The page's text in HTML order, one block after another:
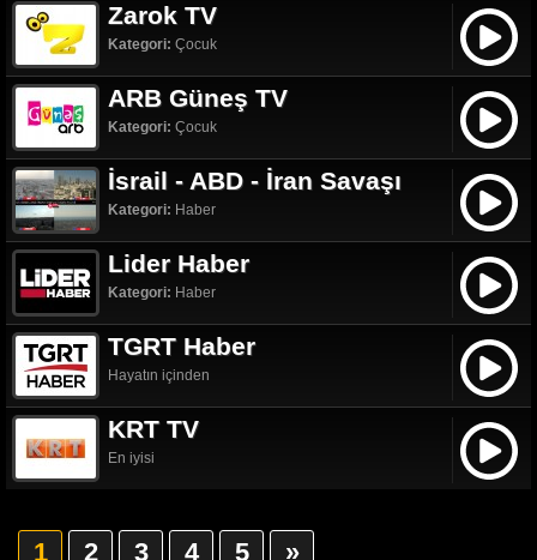
Zarok TV
Kategori: Çocuk
ARB Güneş TV
Kategori: Çocuk
İsrail - ABD - İran Savaşı
Kategori: Haber
Lider Haber
Kategori: Haber
TGRT Haber
Hayatın içinden
KRT TV
En iyisi
1 2 3 4 5 »